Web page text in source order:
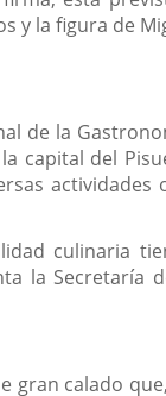
la figura de
de la
del
actividades
culinaria
la Secretaría
calado